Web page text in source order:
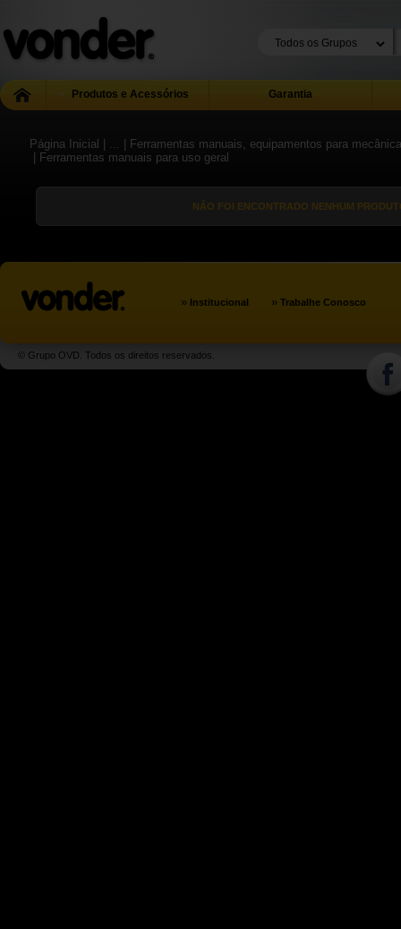
Produtos e Acessórios Garantia
Página Inicial | ...
| Ferramentas manuais, equipamentos para
| Ferramentas manuais para uso geral
NÃO FOI ENCONTRADO NENHUM
» Institucional » Trabalhe Conosco
© Grupo OVD. Todos os direitos reservados.